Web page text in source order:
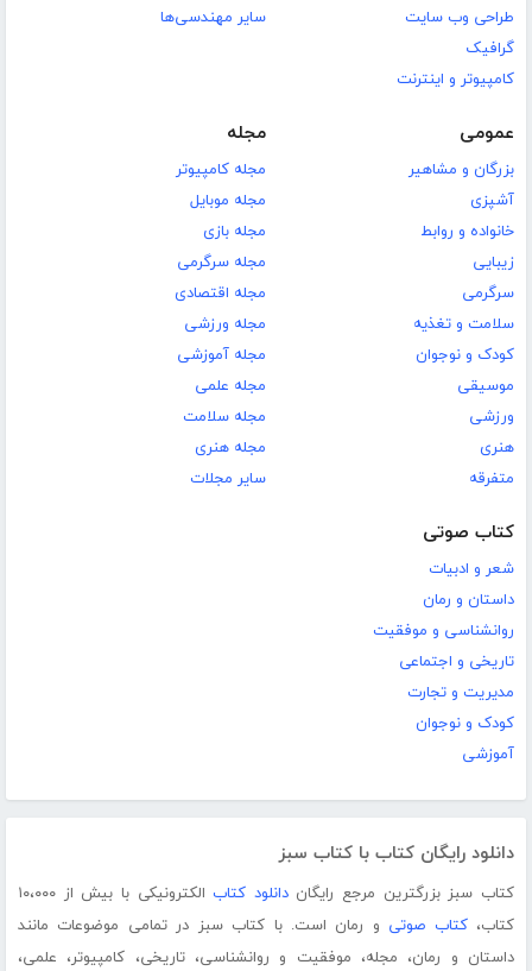
طراحی وب سایت
گرافیک
کامپیوتر و اینترنت
سایر مهندسی‌ها
عمومی
بزرگان و مشاهیر
آشپزی
خانواده و روابط
زیبایی
سرگرمی
سلامت و تغذیه
کودک و نوجوان
موسیقی
ورزشی
هنری
متفرقه
مجله
مجله کامپیوتر
مجله موبایل
مجله بازی
مجله سرگرمی
مجله اقتصادی
مجله ورزشی
مجله آموزشی
مجله علمی
مجله سلامت
مجله هنری
سایر مجلات
کتاب صوتی
شعر و ادبیات
داستان و رمان
روانشناسی و موفقیت
تاریخی و اجتماعی
مدیریت و تجارت
کودک و نوجوان
آموزشی
دانلود رایگان کتاب با کتاب سبز
کتاب سبز بزرگترین مرجع رایگاندانلود کتاب
الکترونیکی با بیش از ۱۰،۰۰۰
کتاب،کتاب صوتی و رمان است. با کتاب سبز در تمامی موضوعات مانند
داستان و رمان، مجله، موفقیت و روانشناسی، تاریخی، کامپیوتر، علمی،